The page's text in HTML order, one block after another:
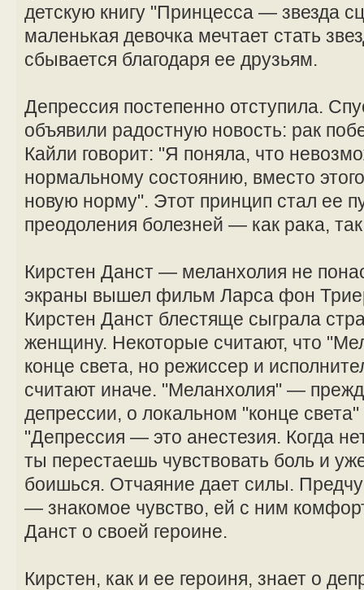
детскую книгу "Принцесса — звезда
маленькая девочка мечтает стать
сбывается благодаря ее друзьям.
Депрессия постепенно отступила.
объявили радостную новость: рак
Кайли говорит: "Я поняла, что
нормальному состоянию, вместо
новую норму". Этот принцип стал ее
преодоления болезней — как рака,
Кирстен Данст — меланхолия не
экраны вышел фильм Ларса фон
Кирстен Данст блестяще сыграла
женщину. Некоторые считают, что
конце света, но режиссер и
считают иначе. "Меланхолия" —
депрессии, о локальном "конце света"
"Депрессия — это анестезия. Когда
ты перестаешь чувствовать боль и
боишься. Отчаяние дает силы.
— знакомое чувство, ей с ним
Данст о своей героине.
Кирстен, как и ее героиня, знает о